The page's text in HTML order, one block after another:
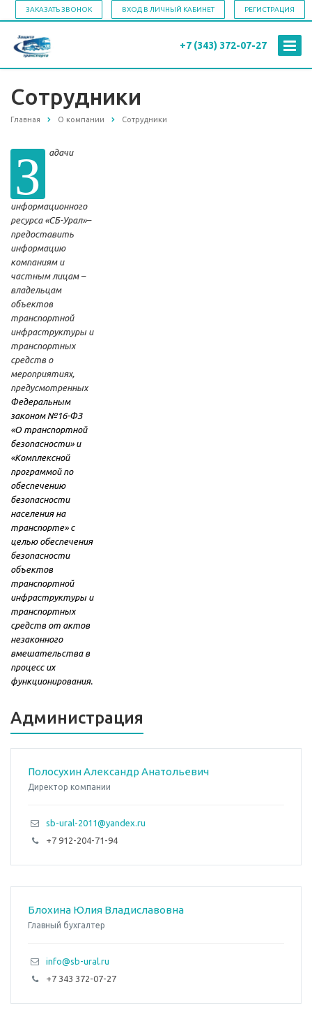
ЗАКАЗАТЬ ЗВОНОК ВХОД В ЛИЧНЫЙ КАБИНЕТ РЕГИСТРАЦИЯ
+7 (343) 372-07-27
Сотрудники
Главная О компании Сотрудники
З адачи
информационного
ресурса «СБ-Урал»–
предоставить
информацию
компаниям и
частным лицам –
владельцам
объектов
транспортной
инфраструктуры и
транспортных
средств о
мероприятиях,
предусмотренных
Федеральным
законом №16-ФЗ
«О транспортной
безопасности» и
«Комплексной
программой по
обеспечению
безопасности
населения на
транспорте» с
целью обеспечения
безопасности
объектов
транспортной
инфраструктуры и
транспортных
средств от актов
незаконного
вмешательства в
процесс их
функционирования.
Администрация
Полосухин Александр Анатольевич
Директор компании
sb-ural-2011@yandex.ru
+7 912-204-71-94
Блoxинa Юлия Владиcлавoвнa
Главный бухгалтер
info@sb-ural.ru
+7 343 372-07-27